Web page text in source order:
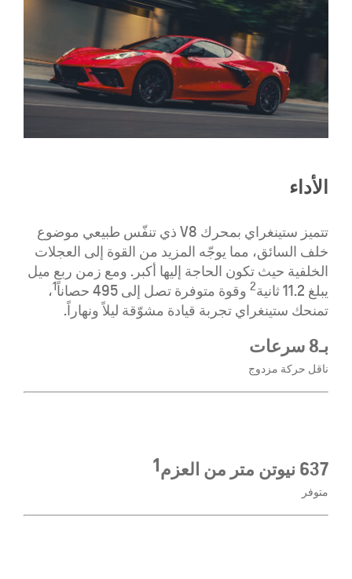
الأداء
تتميز ستينغراي بمحرك V8 ذي تنفّس طبيعي موضوع
خلف السائق، مما يوجّه المزيد من القوة إلى العجلات
الخلفية حيث تكون الحاجة إليها أكبر. ومع زمن ربع ميل
يبلغ 11.2 ثانية
2 وقوة متوفرة تصل إلى 495 حصاناً 1،
تمنحك ستينغراي تجربة قيادة مشوّقة ليلاً ونهاراً.
بـ8 سرعات
ناقل حركة مزدوج
637 نيوتن متر من العزم 1
متوفر